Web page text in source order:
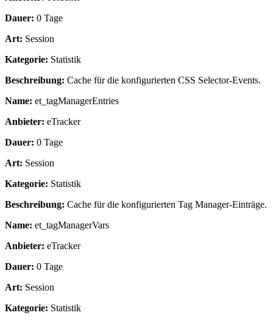
Dauer: 0 Tage
Art: Session
Kategorie: Statistik
Beschreibung: Cache für die konfigurierten CSS Selector-Events.
Name: et_tagManagerEntries
Anbieter: eTracker
Dauer: 0 Tage
Art: Session
Kategorie: Statistik
Beschreibung: Cache für die konfigurierten Tag Manager-Einträge.
Name: et_tagManagerVars
Anbieter: eTracker
Dauer: 0 Tage
Art: Session
Kategorie: Statistik